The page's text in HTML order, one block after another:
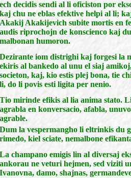
ech decidis sendi al li oficiston por
kaj chu ne eblas efektive helpi al li;
Akakij Akakijevich subite mortis en
audis riprochojn de konscienco kaj
malbonan humoron.
Dezirante iom distrighi kaj forgesi la
ekiris al bankedo al unu el siaj
societon, kaj, kio estis plej bona, tie
li, do li povis esti ligita per nenio.
Tio mirinde efikis al lia anima stato.
agrabla en konversacio, afabla,
agrable.
Dum la vespermangho li eltrinkis du
rimedo, kiel sciate, nemalbone
La champano emigis lin al diversaj
ankorau ne veturi hejmen, sed viziti
Ivanovna, damo, shajnas,